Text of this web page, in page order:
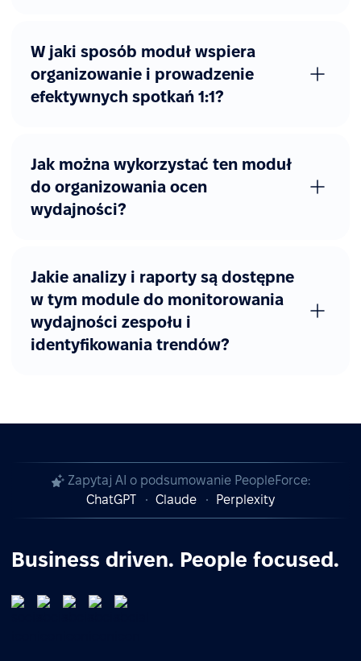
W jaki sposób moduł wspiera
organizowanie i prowadzenie
efektywnych spotkań 1:1?
Jak można wykorzystać ten moduł
do organizowania ocen
wydajności?
Jakie analizy i raporty są dostępne
w tym module do monitorowania
wydajności zespołu i
identyfikowania trendów?
Zapytaj AI o podsumowanie PeopleForce:
ChatGPT
Claude Perplexity
Business driven. People focused.